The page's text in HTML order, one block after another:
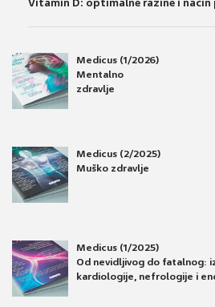
Vitamin D: optimalne razine i način
Medicus (1/2026)
Mentalno
zdravlje
Medicus (2/2025)
Muško zdravlje
Medicus (1/2025)
Od nevidljivog do fatalnog:
kardiologije, nefrologije i